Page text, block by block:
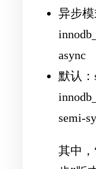
异步模
async
默认：
semi-
其中